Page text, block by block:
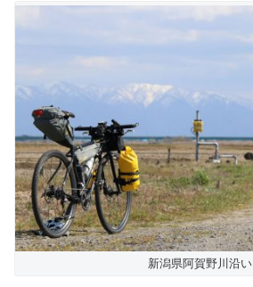
新潟県阿賀野川沿い